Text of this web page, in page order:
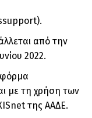
από την
2022.
με τη χρήση των
της ΑΑΔΕ.